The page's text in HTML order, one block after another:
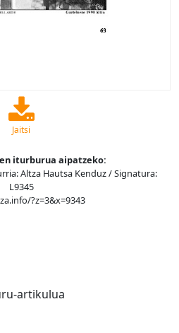
Jaitsi
iturburua aipatzeko:
Altza Hautsa Kenduz / Signatura:
L9345
?z=3&x=9343
artikulua